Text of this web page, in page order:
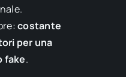
costante
per una
fake.